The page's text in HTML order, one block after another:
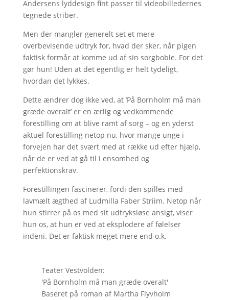
Andersens lyddesign fint passer til videobilledernes
tegnede striber.
Men der mangler generelt set et mere
overbevisende udtryk for, hvad der sker, når pigen
faktisk formår at komme ud af sin sorgboble. For det
gør hun! Uden at det egentlig er helt tydeligt,
hvordan det lykkes.
Dette ændrer dog ikke ved, at ’På Bornholm må man
græde overalt’ er en ærlig og vedkommende
forestilling om at blive ramt af sorg – og en yderst
aktuel forestilling netop nu, hvor mange unge i
forvejen har det svært med at række ud efter hjælp,
når de er ved at gå til i ensomhed og
perfektionskrav.
Forestillingen fascinerer, fordi den spilles med
lavmælt ægthed af Ludmilla Faber Striim. Netop når
hun stirrer på os med sit udtryksløse ansigt, viser
hun os, at hun er ved at eksplodere af følelser
indeni. Det er faktisk meget mere end o.k.
Teater Vestvolden:
'På Bornholm må man græde overalt'
Baseret på roman af Martha Flyvholm